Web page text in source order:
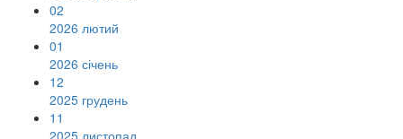
02
2026 лютий
01
2026 січень
12
2025 грудень
11
2025 листопад